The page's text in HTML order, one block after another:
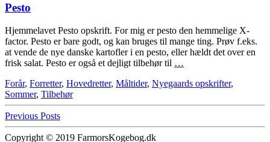
Pesto
Hjemmelavet Pesto opskrift. For mig er pesto den hemmelige X-
factor. Pesto er bare godt, og kan bruges til mange ting. Prøv f.eks.
at vende de nye danske kartofler i en pesto, eller hældt det over en
frisk salat. Pesto er også et dejligt tilbehør til …
Forår, Forretter, Hovedretter, Måltider, Nyegaards opskrifter,
Sommer, Tilbehør
Previous Posts
Copyright © 2019 FarmorsKogebog.dk